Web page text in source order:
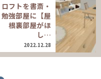
ロフトを書斎・
勉強部屋に【屋
根裏部屋がほ
し…
2022.12.28